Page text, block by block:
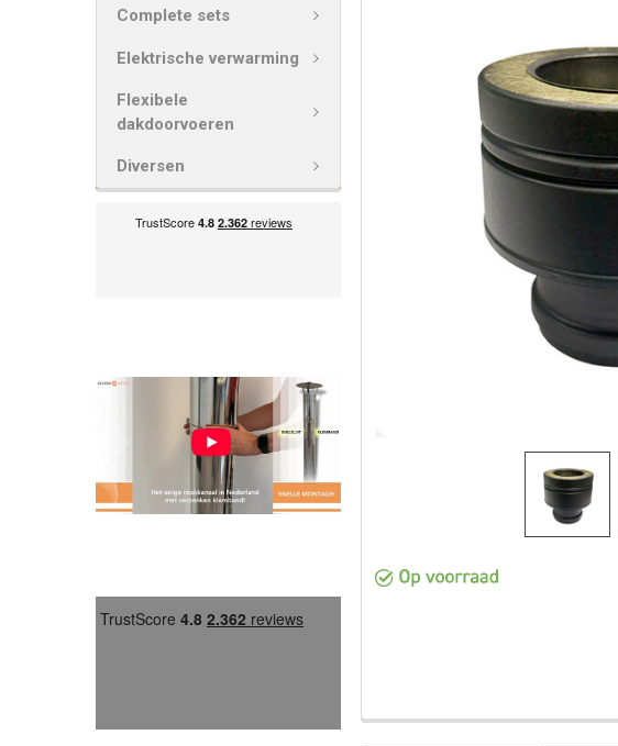
Complete sets
Elektrische verwarming
Flexibele
dakdoorvoeren
Diversen
GESELECTEERDE
TOE AAN
WINKELWAGEN